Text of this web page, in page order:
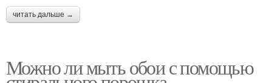
читать дальше →
Можно ли мыть обои с помощью